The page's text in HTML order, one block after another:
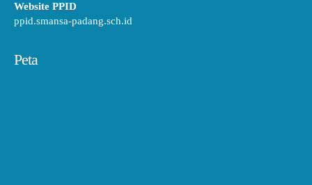
Website PPID
ppid.smansa-padang.sch.id
Peta